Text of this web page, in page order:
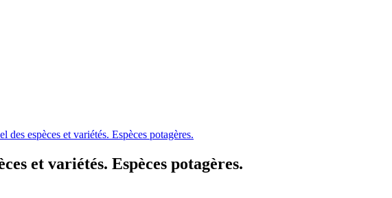
des espèces et variétés. Espèces potagères.
et variétés. Espèces potagères.